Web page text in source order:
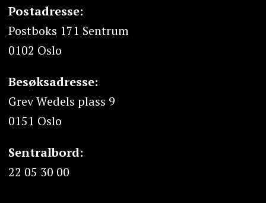
Postadresse:
Postboks 171 Sentrum
0102 Oslo
Besøksadresse:
Grev Wedels plass 9
0151 Oslo
Sentralbord:
22 05 30 00